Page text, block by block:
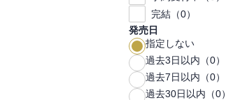
完結（0）
発売日
指定しない
過去3日以内（0）
過去7日以内（0）
過去30日以内（0）